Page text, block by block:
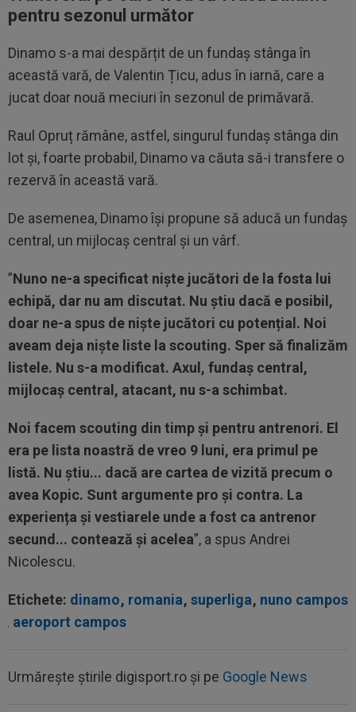
pentru sezonul următor
Dinamo s-a mai despărțit de un fundaș stânga în
această vară, de Valentin Țicu, adus în iarnă, care a
jucat doar nouă meciuri în sezonul de primăvară.
Raul Opruț rămâne, astfel, singurul fundaș stânga din
lot și, foarte probabil, Dinamo va căuta să-i transfere o
rezervă în această vară.
De asemenea, Dinamo își propune să aducă un fundaș
central, un mijlocaș central și un vârf.
”Nuno ne-a specificat niște jucători de la fosta lui
echipă, dar nu am discutat. Nu știu dacă e posibil,
doar ne-a spus de niște jucători cu potențial. Noi
aveam deja niște liste la scouting. Sper să finalizăm
listele. Nu s-a modificat. Axul, fundaș central,
mijlocaș central, atacant, nu s-a schimbat.
Noi facem scouting din timp și pentru antrenori. El
era pe lista noastră de vreo 9 luni, era primul pe
listă. Nu știu... dacă are cartea de vizită precum o
avea Kopic. Sunt argumente pro și contra. La
experiența și vestiarele unde a fost ca antrenor
secund... contează și acelea”, a spus Andrei
Nicolescu.
Etichete: dinamo, romania, superliga, nuno campos
, aeroport campos
Urmărește știrile digisport.ro și pe Google News